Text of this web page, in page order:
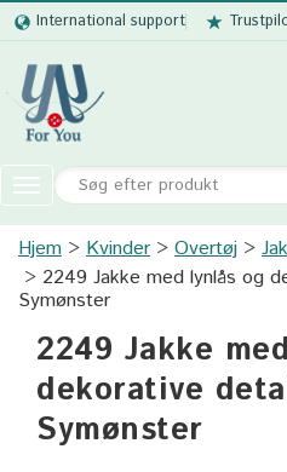
International support
Kvinder
Toggle
navigation
Børn
Hjem Kvinder Overtøj
2249 Jakke med lynlås og
Symønster
2249 Jakke
dekorative
Symønster